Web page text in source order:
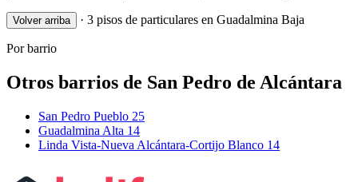
Volver arriba · 3 pisos de particulares en Guadalmina Baja
Por barrio
Otros barrios de San Pedro de Alcántara
San Pedro Pueblo 25
Guadalmina Alta 14
Linda Vista-Nueva Alcántara-Cortijo Blanco 14